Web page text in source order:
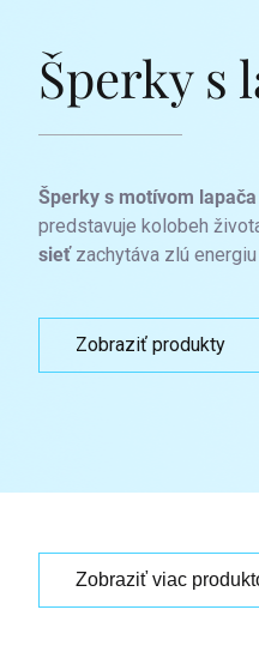
Šperky s
Šperky s motívom
predstavuje kolobeh
sieťzachytáva zlú
Zobraziť produkty
Zobraziť viac